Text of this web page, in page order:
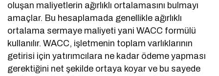
oluşan maliyetlerin ağırlıklı ortalamasını bulmayı
amaçlar. Bu hesaplamada genellikle ağırlıklı
ortalama sermaye maliyeti yani WACC formülü
kullanılır. WACC, işletmenin toplam varlıklarının
getirisi için yatırımcılara ne kadar ödeme yapması
gerektiğini net şekilde ortaya koyar ve bu sayede